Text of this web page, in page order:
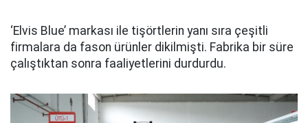
‘Elvis Blue’ markası ile tişörtlerin yanı sıra çeşitli
firmalara da fason ürünler dikilmişti. Fabrika bir süre
çalıştıktan sonra faaliyetlerini durdurdu.